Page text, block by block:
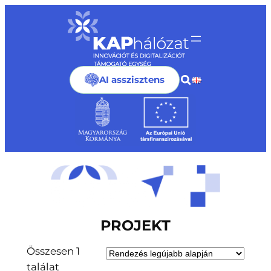
AI asszisztens
PROJEKT
Összesen 1
találat